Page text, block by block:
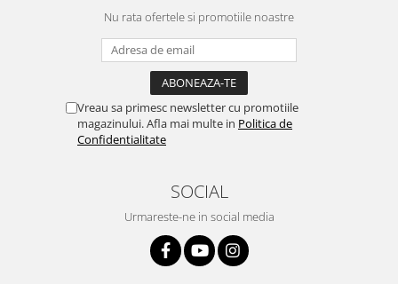
Nu rata ofertele si promotiile noastre
Vreau sa primesc newsletter cu promotiile
magazinului. Afla mai multe in Politica de
Confidentialitate
SOCIAL
Urmareste-ne in social media